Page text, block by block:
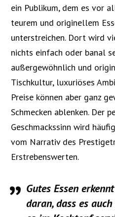
ein Publikum, dem es vor
teurem und originellem
unterstreichen. Dort wird
nichts einfach oder banal
außergewöhnlich und
Tischkultur, luxuriöses
Preise können aber ganz
Schmecken ablenken. Der
Geschmackssinn wird
vom Narrativ des
Erstrebenswerten.
Gutes Essen
daran, dass es